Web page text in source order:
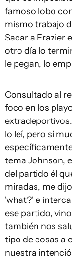
famoso lobo
mismo trabajo
Sacar a Frazier
otro día lo
le pegan, lo
Consultado al
foco en los
lo leí, pero sí
tema Johnson,
del partido él
miradas, me
'what?' e
ese partido,
también nos
tipo de cosas a
nuestra